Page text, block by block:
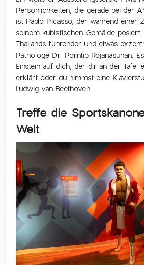
Persönlichkeiten, die gerade bei der
ist Pablo Picasso, der während einer
seinem kubistischen Gemälde
Thailands führender und etwas
Pathologe Dr. Porntip Rojanasunan.
Einstein auf dich, der dir an der Tafel
erklärt oder du nimmst eine
Ludwig van Beethoven.
Treffe die
Welt